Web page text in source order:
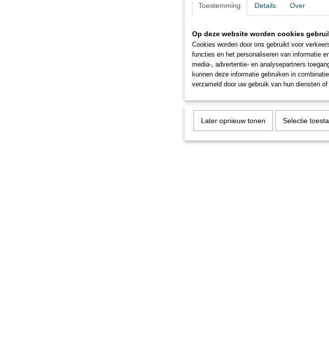
Elektrische locomotief
Met Digital-decoder mfx en
Cabines en machineruimte
afzonderlijke gemonteerd.
traditioneel in bedrijf, digitaal
Lengte over buffers 19,5 cm.
Toestemming Details Over
Op deze website worden cookies
Cookies worden door ons gebruikt voor
functies en het personaliseren van informatie
media-, advertentie- en analysepartners
kunnen deze informatie gebruiken in
verzameld door uw gebruik van hun diensten
Later opnieuw tonen Selectie